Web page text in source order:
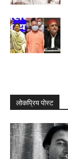
लोकप्रिय पोस्ट